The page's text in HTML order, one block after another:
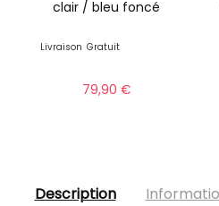
clair / bleu foncé
Livraison Gratuit
79,90 €
Description